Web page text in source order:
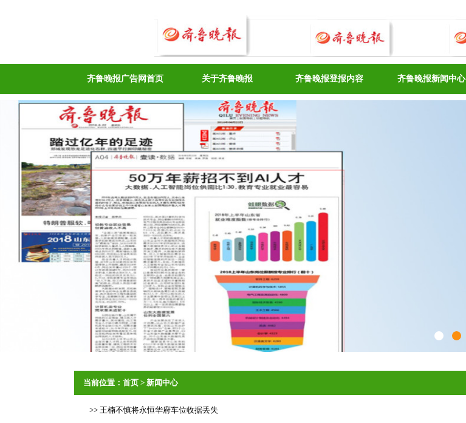
齐鲁晚报广告网首页 关于齐鲁晚报 齐鲁晚报登报内容 齐鲁晚报新闻中心
当前位置： 首页> 新闻中心
>> 王楠不慎将永恒华府车位收据丢失